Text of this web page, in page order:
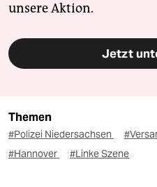
unsere Aktion.
Jetzt
Themen
#Polizei Niedersachsen
#Hannover
#Linke Szene